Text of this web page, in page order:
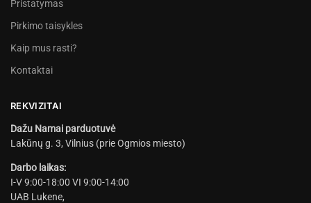
Pristatymas
Pirkimo taisykles
Kaip mus rasti?
Kontaktai
REKVIZITAI
Dažu Namai parduotuvė
Lakūnų g. 3, Vilnius (prie Ogmios miesto)
Darbo laikas:
I-V 9:00-18:00 VI 9:00-14:00
UAB Lukene,